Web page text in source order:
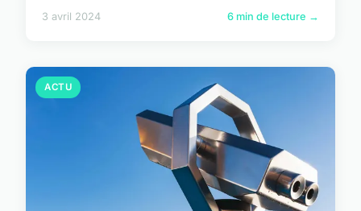
3 avril 2024 6 min de lecture →
ACTU